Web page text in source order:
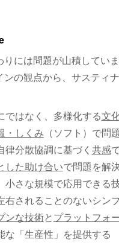
には問題が山積してい
の観点から、サスティ
ではなく、多様化する文
・しくみ （ソフト）で問
律分散協調に基づく 共感
した助け合いで問題を解
さな規模で応用できる
されることのないシン
ンな技術とプラットフォ
「生産性」を提供する